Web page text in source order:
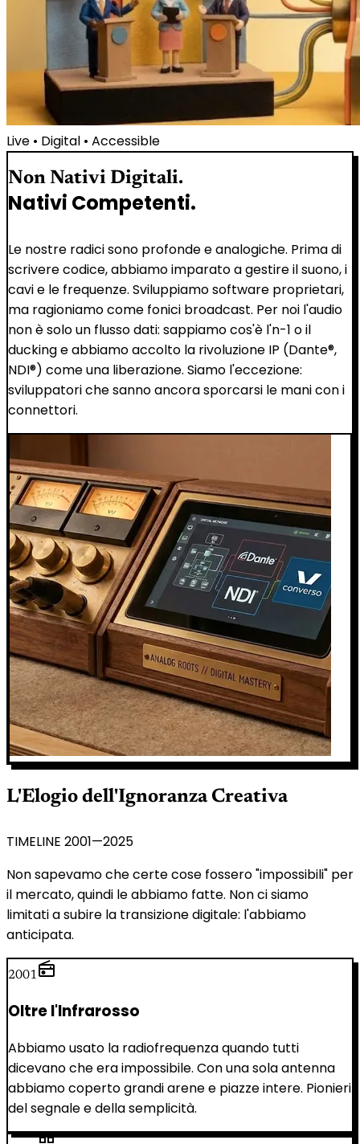
Live • Digital • Accessible
Non Nativi Digitali.
Nativi Competenti.
Le nostre radici sono profonde e analogiche. Prima di
scrivere codice, abbiamo imparato a gestire il suono, i
cavi e le frequenze. Sviluppiamo software proprietari,
ma ragioniamo come fonici broadcast. Per noi l'audio
non è solo un flusso dati: sappiamo cos'è l'n-1 o il
ducking e abbiamo accolto la rivoluzione IP (Dante®,
NDI®) come una liberazione. Siamo l'eccezione:
sviluppatori che sanno ancora sporcarsi le mani con i
connettori.
L'Elogio dell'Ignoranza Creativa
TIMELINE 2001—2025
Non sapevamo che certe cose fossero "impossibili" per
il mercato, quindi le abbiamo fatte. Non ci siamo
limitati a subire la transizione digitale: l'abbiamo
anticipata.
2001radio
Oltre l'Infrarosso
Abbiamo usato la radiofrequenza quando tutti
dicevano che era impossibile. Con una sola antenna
abbiamo coperto grandi arene e piazze intere. Pionieri
del segnale e della semplicità.